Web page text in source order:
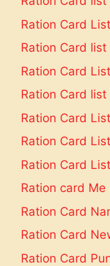
Ration Card
Ration Card list
Ration Card
Ration Card list
Ration Card
Ration Card
Ration Card
Ration card
Ration Card
Ration Card
Ration Card